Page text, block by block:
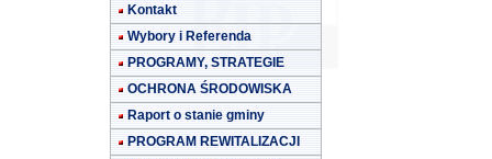
Kontakt
Wybory i Referenda
PROGRAMY, STRATEGIE
OCHRONA ŚRODOWISKA
Raport o stanie gminy
PROGRAM REWITALIZACJI